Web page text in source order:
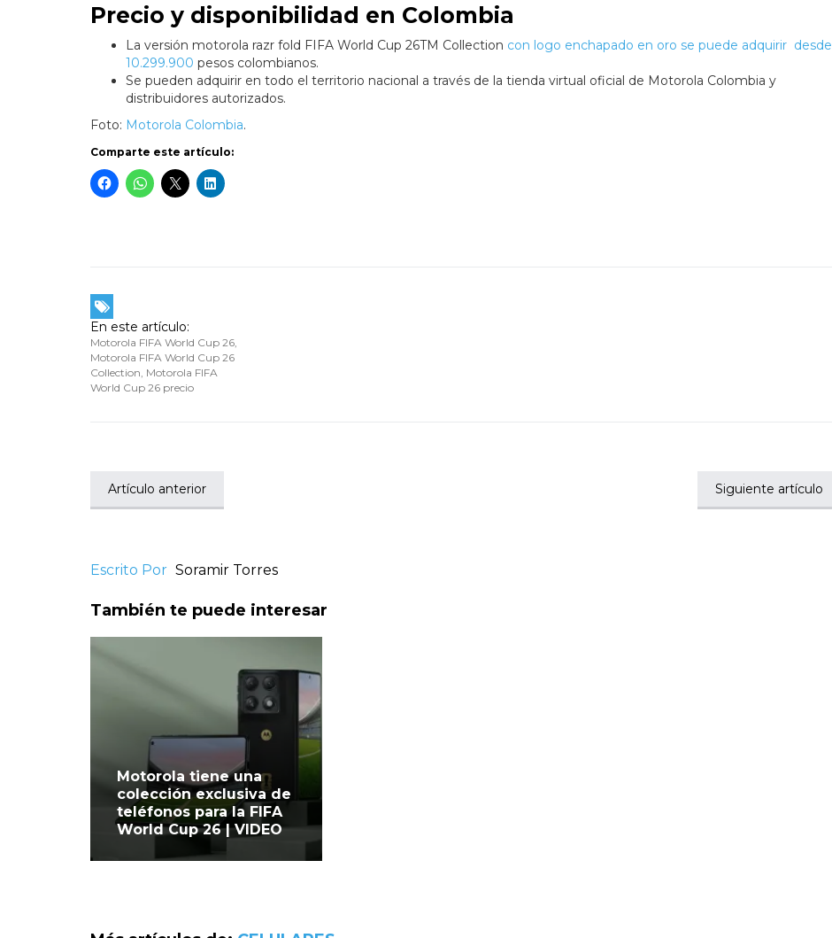
Precio y disponibilidad en Colombia
La versión motorola razr fold FIFA World Cup 26TM Collection con logo enchapado en oro se puede adquirir desde
10.299.900 pesos colombianos.
Se pueden adquirir en todo el territorio nacional a través de la tienda virtual oficial de Motorola Colombia y
distribuidores autorizados.
Foto: Motorola Colombia.
Comparte este artículo:
En este artículo:
Motorola FIFA World Cup 26
Motorola FIFA World Cup 26
Collection Motorola FIFA
World Cup 26 precio
Artículo anterior Siguiente artículo
Escrito Por Soramir Torres
También te puede interesar
Motorola tiene una
colección exclusiva de
teléfonos para la FIFA
World Cup 26 | VIDEO